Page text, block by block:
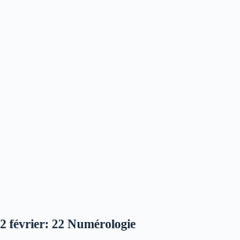
2 février: 22 Numérologie